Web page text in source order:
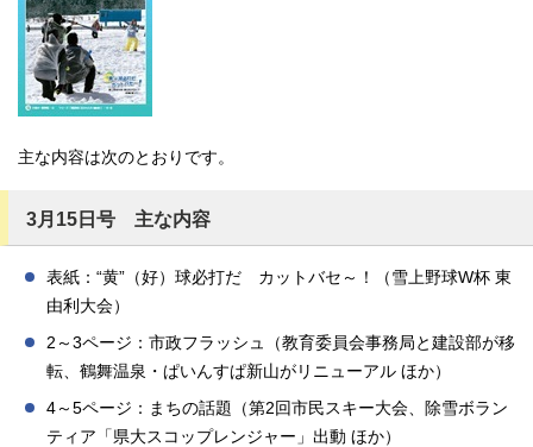
主な内容は次のとおりです。
3月15日号 主な内容
表紙：“黄”（好）球必打だ カットバセ～！（雪上野球W杯 東
由利大会）
2～3ページ：市政フラッシュ（教育委員会事務局と建設部が移
転、鶴舞温泉・ぱいんすぱ新山がリニューアル ほか）
4～5ページ：まちの話題（第2回市民スキー大会、除雪ボラン
ティア「県大スコップレンジャー」出動 ほか）